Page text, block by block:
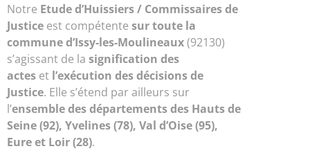
Notre Etude d’Huissiers / Commissaires de
Justice est compétente sur toute la
commune d’Issy-les-Moulineaux(92130)
s’agissant de la signification des
actes et l’exécution des décisions de
Justice. Elle s’étend par ailleurs sur
l’ensemble des départements des Hauts de
Seine (92), Yvelines (78), Val d’Oise (95),
Eure et Loir (28).